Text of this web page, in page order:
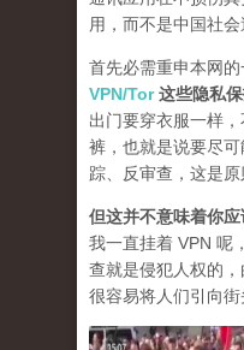
用，而不是中国社会
首先必需重申本网的
VPN/Tor这些隐私保
出门要穿衣服一样
裤，也就是说要尽
踪、反审查，这是原
但这并不意味着你
我一直挂着 VPN 呢
查就是侵犯人权的
很容易将人们引向街